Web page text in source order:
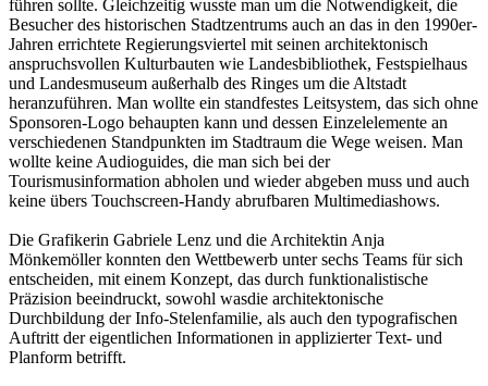
führen sollte. Gleichzeitig wusste man um die Notwendigkeit, die
Besucher des historischen Stadtzentrums auch an das in den 1990er-
Jahren errichtete Regierungsviertel mit seinen architektonisch
anspruchsvollen Kulturbauten wie Landesbibliothek, Festspielhaus
und Landesmuseum außerhalb des Ringes um die Altstadt
heranzuführen. Man wollte ein standfestes Leitsystem, das sich ohne
Sponsoren-Logo behaupten kann und dessen Einzelelemente an
verschiedenen Standpunkten im Stadtraum die Wege weisen. Man
wollte keine Audioguides, die man sich bei der
Tourismusinformation abholen und wieder abgeben muss und auch
keine übers Touchscreen-Handy abrufbaren Multimediashows.
Die Grafikerin Gabriele Lenz und die Architektin Anja
Mönkemöller konnten den Wettbewerb unter sechs Teams für sich
entscheiden, mit einem Konzept, das durch funktionalistische
Präzision beeindruckt, sowohl wasdie architektonische
Durchbildung der Info-Stelenfamilie, als auch den typografischen
Auftritt der eigentlichen Informationen in applizierter Text- und
Planform betrifft.